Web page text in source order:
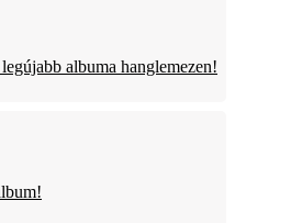
albuma hanglemezen!